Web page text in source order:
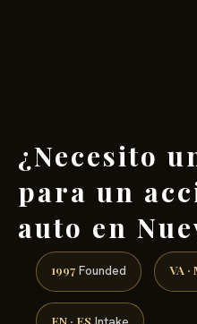
¿Necesito
para un
auto en
1997 Founded VA ·
EN · ES